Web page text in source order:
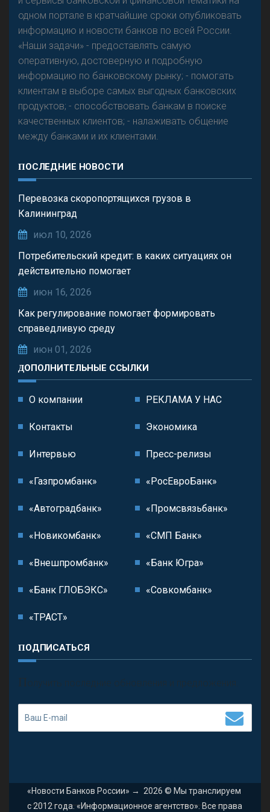
одном портале в кратчайшие сроки опубликовать
информацию и новости банков по всей России.
«Наши задачи» - предоставлять самую
оперативную, достоверную и подробную
информацию по банковскому рынку; - помогать
клиентам в выборе самых выгодных банковских
продуктов; - способствовать банкам в поиске
качественных клиентов; - налаживать общение
между банками и их клиентами.
ПОСЛЕДНИЕ НОВОСТИ
Перевозка скоропортящихся грузов в
Калининград
июл 10, 2026
Потребительский кредит: в каких ситуациях он
действительно помогает
июн 16, 2026
Как регулирование помогает формировать
справедливую среду
июн 01, 2026
ДОПОЛНИТЕЛЬНЫЕ ССЫЛКИ
О компании РЕКЛАМА У НАС
Контакты Экономика
Интервью Пресс-релизы
«Газпромбанк» «РосЕвроБанк»
«Автоградбанк» «Промсвязьбанк»
«Новикомбанк» «СМП Банк»
«Внешпромбанк» «Банк Югра»
«Банк ГЛОБЭКС» «Совкомбанк»
«ТРАСТ»
ПОДПИСАТЬСЯ
П олучить последние обновления и предложения.
«Новости Банков России» → 2026 © Мы транслируем
с 2012 года. «Информационное агентство». Все права